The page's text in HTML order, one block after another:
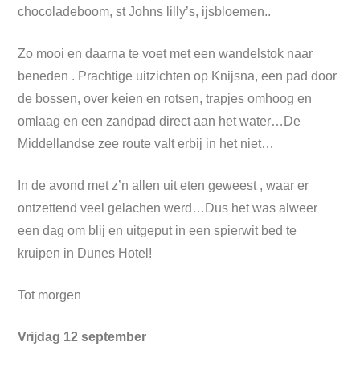
chocoladeboom, st Johns lilly’s, ijsbloemen..
Zo mooi en daarna te voet met een wandelstok naar
beneden . Prachtige uitzichten op Knijsna, een pad door
de bossen, over keien en rotsen, trapjes omhoog en
omlaag en een zandpad direct aan het water…De
Middellandse zee route valt erbij in het niet…
In de avond met z’n allen uit eten geweest , waar er
ontzettend veel gelachen werd…Dus het was alweer
een dag om blij en uitgeput in een spierwit bed te
kruipen in Dunes Hotel!
Tot morgen
Vrijdag 12 september